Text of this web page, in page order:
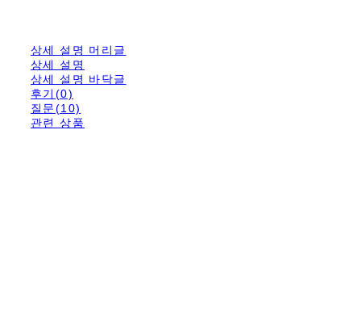
상세 설명 머리글
상세 설명
상세 설명 바닥글
후기(0)
질문(10)
관련 상품